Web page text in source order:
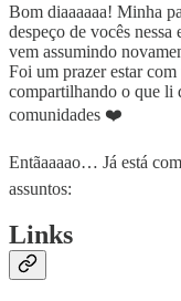
Bom diaaaaaa! Minha
despeço de vocês
vem assumindo
Foi um prazer estar com
compartilhando o que li
comunidades ❤️
Entãaaaao… Já está
assuntos:
Links